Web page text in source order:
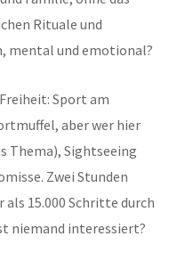
Rituale und
mental und emotional?
Sport am
aber wer hier
Thema), Sightseeing
Zwei Stunden
als 15.000 Schritte durch
niemand interessiert?